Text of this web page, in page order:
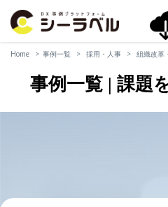
Home 事例一覧 採用・人事 組織改革
事例一覧 | 課題